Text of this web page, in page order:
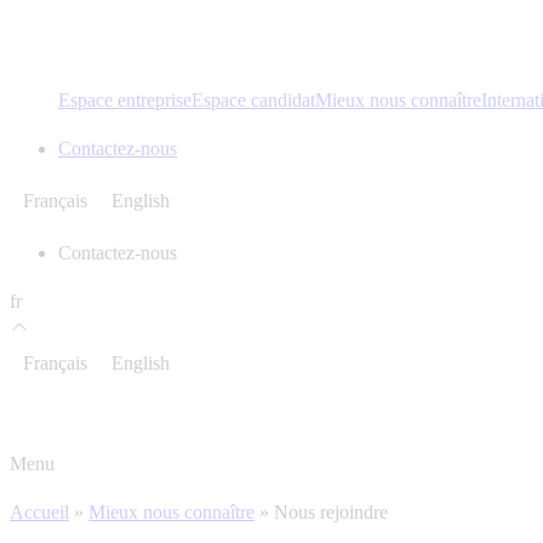
Espace entrepriseEspace candidatMieux nous connaître
Contactez-nous
Français English
Contactez-nous
fr
Français English
Menu
Accueil » Mieux nous connaître » Nous rejoindre